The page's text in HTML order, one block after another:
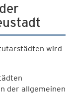
wird
der allgemeinen